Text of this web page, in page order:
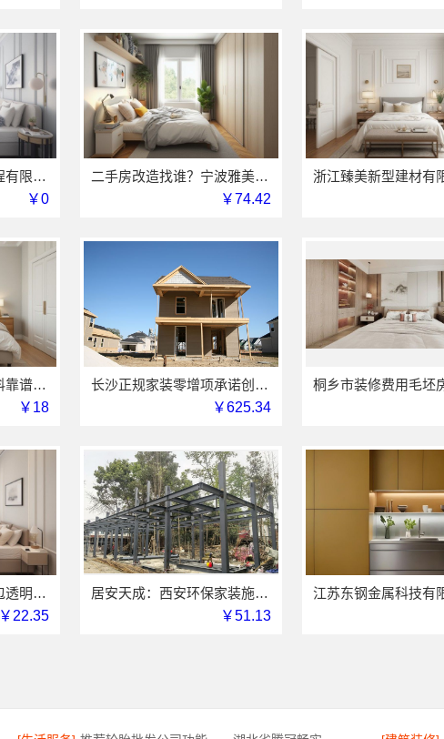
广东鼎饰空间装饰工程有限公司，靠谱设计团队，工艺扎实有保障
￥0
二手房改造找谁？宁波雅美和居建材科技匠心施工全托管
￥74.42
嘉兴家装装修环保材料靠谱商家，美派建材推荐
￥18
长沙正规家装零增项承诺创益讯建筑请放心
￥625.34
嘉兴本地家装施工全包透明报价，嘉兴美派建材科技有限公司
￥22.35
居安天成：西安环保家装施工公寓自有施工队
￥51.13